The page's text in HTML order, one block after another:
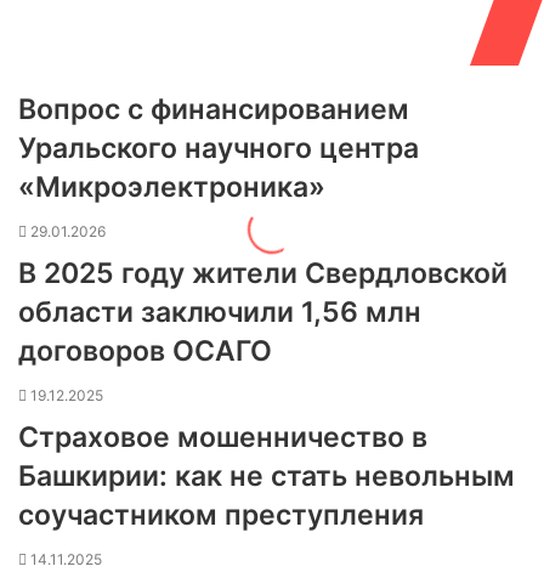
Вопрос с финансированием
Уральского научного центра
«Микроэлектроника»
29.01.2026
В 2025 году жители Свердловской
области заключили 1,56 млн
договоров ОСАГО
19.12.2025
Страховое мошенничество в
Башкирии: как не стать невольным
соучастником преступления
14.11.2025